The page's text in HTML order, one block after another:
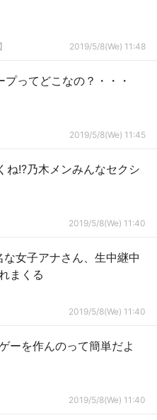
2019/5/8(We) 11:48
ってどこなの？・・・
2019/5/8(We) 11:45
ね!?乃木メンみんなセクシ
2019/5/8(We) 11:40
な女子アナさん、生中継中
まくる
2019/5/8(We) 11:40
ーを作んのって簡単だよ
2019/5/8(We) 11:40